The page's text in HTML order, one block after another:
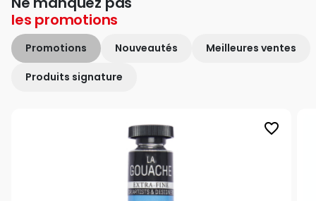
les promotions
Promotions Nouveautés Meilleures ventes
Produits signature
favorite_border